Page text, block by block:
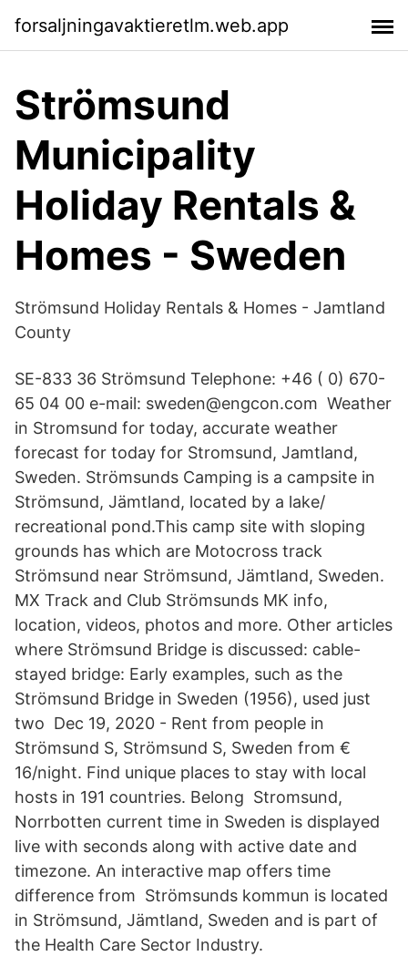
forsaljningavaktieretlm.web.app
Strömsund
Municipality
Holiday Rentals &
Homes - Sweden
Strömsund Holiday Rentals & Homes - Jamtland
County
SE-833 36 Strömsund Telephone: +46 ( 0) 670-
65 04 00 e-mail: sweden@engcon.com Weather
in Stromsund for today, accurate weather
forecast for today for Stromsund, Jamtland,
Sweden. Strömsunds Camping is a campsite in
Strömsund, Jämtland, located by a lake/
recreational pond.This camp site with sloping
grounds has which are Motocross track
Strömsund near Strömsund, Jämtland, Sweden.
MX Track and Club Strömsunds MK info,
location, videos, photos and more. Other articles
where Strömsund Bridge is discussed: cable-
stayed bridge: Early examples, such as the
Strömsund Bridge in Sweden (1956), used just
two Dec 19, 2020 - Rent from people in
Strömsund S, Strömsund S, Sweden from €
16/night. Find unique places to stay with local
hosts in 191 countries. Belong Stromsund,
Norrbotten current time in Sweden is displayed
live with seconds along with active date and
timezone. An interactive map offers time
difference from Strömsunds kommun is located
in Strömsund, Jämtland, Sweden and is part of
the Health Care Sector Industry.